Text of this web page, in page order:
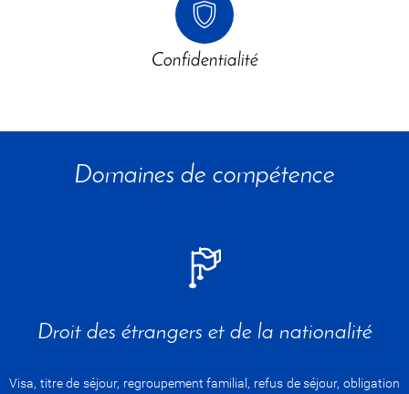
Confidentialité
Domaines de compétence
Droit des étrangers et de la nationalité
Visa, titre de séjour, regroupement familial, refus de séjour, obligation